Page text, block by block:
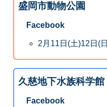
盛岡市動物公園
Facebook
2月11日(土)12日(
久慈地下水族科学
Facebook